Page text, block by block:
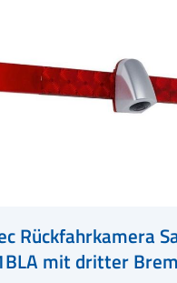
Rückfahrkamera
mit dritter